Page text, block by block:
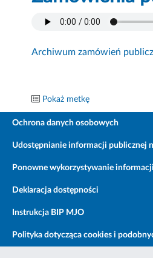
Archiwum zamówień
Pokaż metkę
Ochrona danych osobowych
Udostępnianie informacji publicznej
Ponowne wykorzystywanie
Deklaracja dostępności
Instrukcja BIP MJO
Polityka dotycząca cookies i